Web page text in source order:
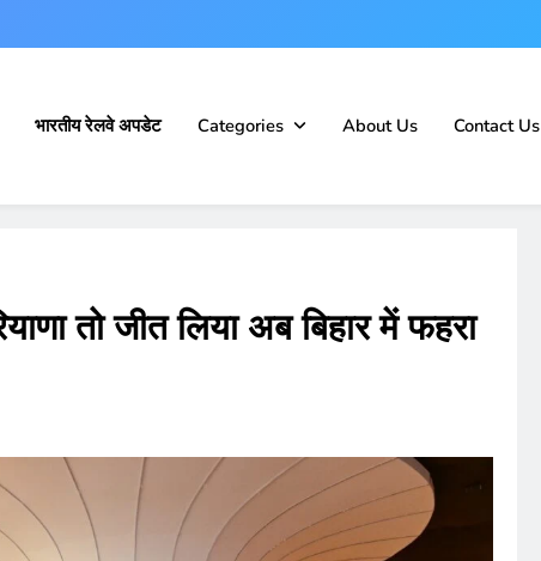
भारतीय रेलवे अपडेट Categories About Us Contact Us
तो जीत लिया अब बिहार में फहरा